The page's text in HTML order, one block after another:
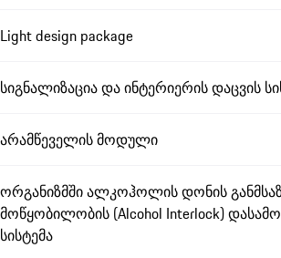
Light design package
სიგნალიზაცია და ინტერიერის დაცვის
არამწეველის მოდული
ორგანიზმში ალკოჰოლის დონის
მოწყობილობის (Alcohol Interlock)
სისტემა